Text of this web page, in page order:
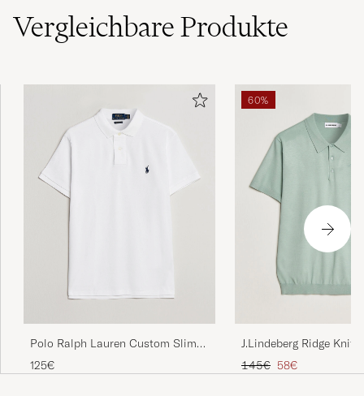
VergleichbareProdukte
Polo Ralph Lauren Custom Slim
Fit Polo White
125€
60%
J.Lindeberg Ridge
Jadeite
Regulärer Preis
145€ Reduzierter Preis
58€